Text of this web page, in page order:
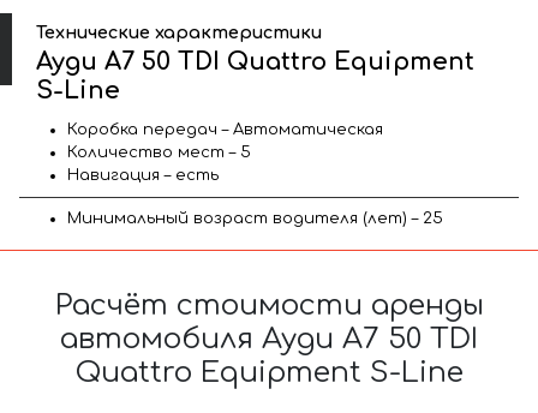
Технические характеристики
Ауди A7 50 TDI Quattro Equipment
S-Line
Коробка передач – Автоматическая
Количество мест – 5
Навигация – есть
Минимальный возраст водителя (лет) – 25
Расчёт стоимости аренды
автомобиля Ауди A7 50 TDI
Quattro Equipment S-Line